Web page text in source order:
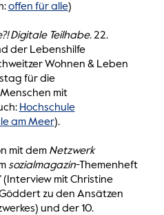
offen für alle)
Digitale Teilhabe. 22.
der Lebenshilfe
Wohnen & Leben
für die
mit
Hochschule
am Meer).
mit dem Netzwerk
sozialmagazin-Themenheft
(Interview mit Christine
zu den Ansätzen
und der 10.